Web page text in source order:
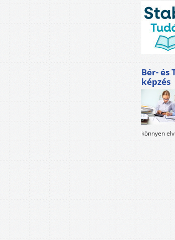
Bér- és
képzés
könnyen